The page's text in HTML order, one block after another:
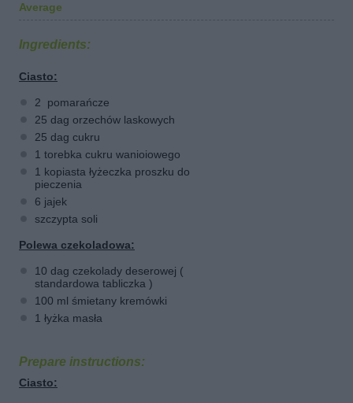
Average
Ingredients:
Ciasto:
2 pomarańcze
25 dag orzechów laskowych
25 dag cukru
1 torebka cukru wanioiowego
1 kopiasta łyżeczka proszku do
pieczenia
6 jajek
szczypta soli
Polewa czekoladowa:
10 dag czekolady deserowej (
standardowa tabliczka )
100 ml śmietany kremówki
1 łyżka masła
Prepare instructions:
Ciasto: